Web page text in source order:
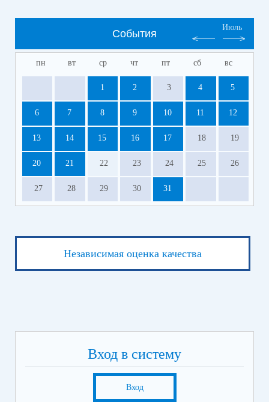
События
Июль
пн вт ср чт пт сб вс
1 2 3 4 5
6 7 8 9 10 11 12
13 14 15 16 17 18 19
20 21 22 23 24 25 26
27 28 29 30 31
Независимая оценка качества
Вход в систему
Вход